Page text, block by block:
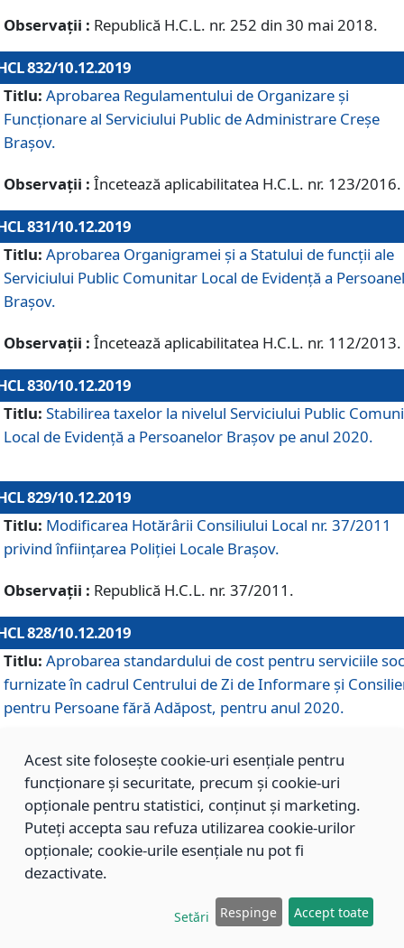
Observații : Republică H.C.L. nr. 252 din 30 mai 2018.
832/10.12.2019
Titlu: Aprobarea Regulamentului de Organizare și
Funcționare al Serviciului Public de Administrare Creșe
Brașov.
Observații : Încetează aplicabilitatea H.C.L. nr. 123/2016.
831/10.12.2019
Titlu: Aprobarea Organigramei și a Statului de funcții ale
Serviciului Public Comunitar Local de Evidență a
Brașov.
Observații : Încetează aplicabilitatea H.C.L. nr. 112/2013.
830/10.12.2019
Titlu: Stabilirea taxelor la nivelul Serviciului Public
Local de Evidenţă a Persoanelor Braşov pe anul 2020.
829/10.12.2019
Titlu: Modificarea Hotărârii Consiliului Local nr. 37/2011
privind înființarea Poliției Locale Brașov.
Observații : Republică H.C.L. nr. 37/2011.
828/10.12.2019
Titlu: Aprobarea standardului de cost pentru serviciile
furnizate în cadrul Centrului de Zi de Informare și
pentru Persoane fără Adăpost, pentru anul 2020.
827/10.12.2019
Aprobarea standardului de cost pentru serviciile
furnizate în cadrul Centrului Rezidențial pentru Persoane
Adăpost, pentru anul 2020.
Aprobarea standardului de cost pentru serviciile
Acest site folosește cookie-uri esențiale pentru
funcționare și securitate, precum și cookie-uri
opționale pentru statistici, conținut și marketing.
Puteți accepta sau refuza utilizarea cookie-urilor
opționale; cookie-urile esențiale nu pot fi
dezactivate.
Setări Respinge Accept toate